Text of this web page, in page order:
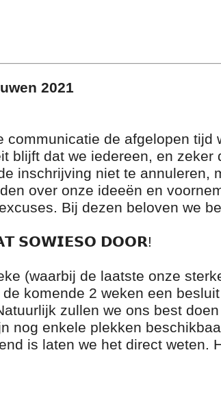
2021
de afgelopen tijd
blijft dat we iedereen, en zeker
inschrijving niet te annuleren,
over onze ideeën en
Bij dezen beloven we
𝗦𝗢𝗪𝗜𝗘𝗦𝗢 𝗗𝗢𝗢𝗥!
(waarbij de laatste onze
komende 2 weken een
zullen we ons best
nog enkele plekken
is laten we het direct weten.